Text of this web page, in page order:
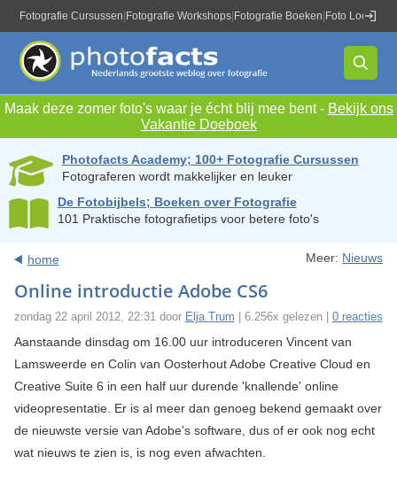
Fotografie Cursussen Fotografie Workshops Fotografie Boeken Foto Locaties
Maak deze zomer foto's waar je écht blij mee bent - Bekijk ons
Vakantie Doeboek
Photofacts Academy; 100+ Fotografie Cursussen
Fotograferen wordt makkelijker en leuker
De Fotobijbels; Boeken over Fotografie
101 Praktische fotografietips voor betere foto's
home Meer: Nieuws
Online introductie Adobe CS6
zondag 22 april 2012, 22:31 door Elja Trum | 6.256x gelezen | 0 reacties
Aanstaande dinsdag om 16.00 uur introduceren Vincent van
Lamsweerde en Colin van Oosterhout Adobe Creative Cloud en
Creative Suite 6 in een half uur durende 'knallende' online
videopresentatie. Er is al meer dan genoeg bekend gemaakt over
de nieuwste versie van Adobe's software, dus of er ook nog echt
wat nieuws te zien is, is nog even afwachten.